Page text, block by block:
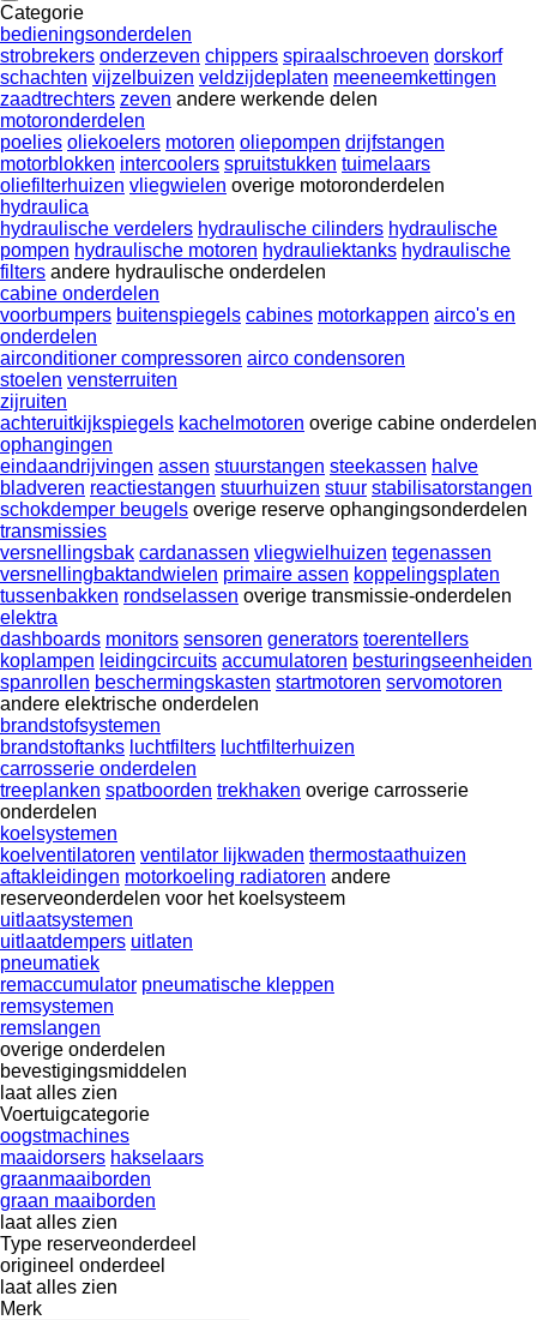
Categorie
bedieningsonderdelen
strobrekers onderzeven chippers spiraalschroeven dorskorf
schachten vijzelbuizen veldzijdeplaten meeneemkettingen
zaadtrechters zeven andere werkende delen
motoronderdelen
poelies oliekoelers motoren oliepompen drijfstangen
motorblokken intercoolers spruitstukken tuimelaars
oliefilterhuizen vliegwielen overige motoronderdelen
hydraulica
hydraulische verdelers hydraulische cilinders hydraulische
pompen hydraulische motoren hydrauliektanks hydraulische
filters andere hydraulische onderdelen
cabine onderdelen
voorbumpers buitenspiegels cabines motorkappen airco's en
onderdelen
airconditioner compressoren airco condensoren
stoelen vensterruiten
zijruiten
achteruitkijkspiegels kachelmotoren overige cabine onderdelen
ophangingen
eindaandrijvingen assen stuurstangen steekassen halve
bladveren reactiestangen stuurhuizen stuur stabilisatorstangen
schokdemper beugels overige reserve ophangingsonderdelen
transmissies
versnellingsbak cardanassen vliegwielhuizen tegenassen
versnellingbaktandwielen primaire assen koppelingsplaten
tussenbakken rondselassen overige transmissie-onderdelen
elektra
dashboards monitors sensoren generators toerentellers
koplampen leidingcircuits accumulatoren besturingseenheiden
spanrollen beschermingskasten startmotoren servomotoren
andere elektrische onderdelen
brandstofsystemen
brandstoftanks luchtfilters luchtfilterhuizen
carrosserie onderdelen
treeplanken spatboorden trekhaken overige carrosserie
onderdelen
koelsystemen
koelventilatoren ventilator lijkwaden thermostaathuizen
aftakleidingen motorkoeling radiatoren andere
reserveonderdelen voor het koelsysteem
uitlaatsystemen
uitlaatdempers uitlaten
pneumatiek
remaccumulator pneumatische kleppen
remsystemen
remslangen
overige onderdelen
bevestigingsmiddelen
laat alles zien
Voertuigcategorie
oogstmachines
maaidorsers hakselaars
graanmaaiborden
graan maaiborden
laat alles zien
Type reserveonderdeel
origineel onderdeel
laat alles zien
Merk